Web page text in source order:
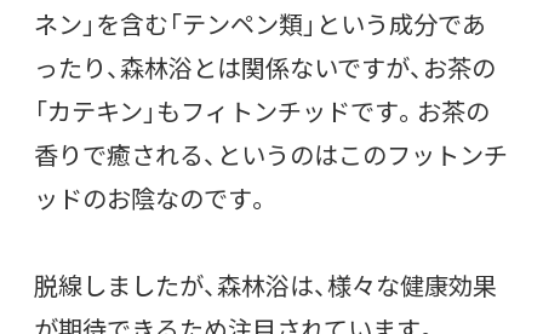
ネン」を含む「テンペン類」という成分であ
ったり、森林浴とは関係ないですが、お茶の
「カテキン」もフィトンチッドです。お茶の
香りで癒される、というのはこのフットンチ
ッドのお陰なのです。
脱線しましたが、森林浴は、様々な健康効果